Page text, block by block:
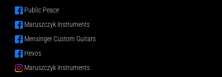
Public Peace
Maruszczyk Instruments
Mensinger Custom Guitars
Hevos
Maruszczyk Instruments